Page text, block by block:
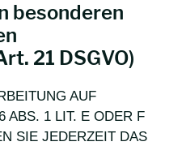
besonderen
21 DSGVO)
AUF
ABS. 1 LIT. E ODER F
SIE JEDERZEIT DAS